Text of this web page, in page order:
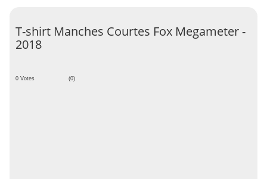
T-shirt Manches Courtes Fox Megameter -
2018
0 Votes (0)